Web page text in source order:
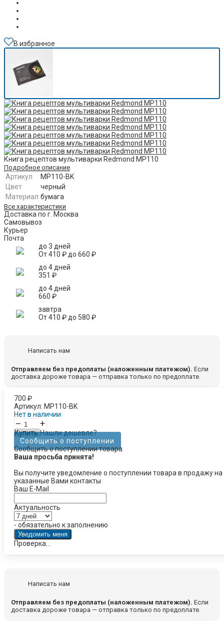
В избранное
Книга рецептов мультиварки Redmond MP110
Подробное описание
Артикул
MP110-BK
Цвет
черный
Материал бумага
Все характеристики
Доставка по г. Москва
Самовывоз
Курьер
Почта
до 3 дней
От410 ₽ до 660 ₽
до 4 дней
351 ₽
до 4 дней
660 ₽
завтра
От410 ₽ до 580 ₽
Написать нам
Отправляем без предоплаты (наложенным платежом). Если
доставка дороже товара — отправка только по предоплате.
700 ₽
Артикул: MP110-BK
Нет в наличии
– +
Купить Нашли дешевле?
Сообщить о поступлении
Сообщить о поступлении товара
Ваша просьба принята!
Вы получите уведомление о поступлении товара в продажу на
указанные Вами контакты
Ваш E-Mail
Актуальность
- обязательно к заполнению
Проверка...
Написать нам
Отправляем без предоплаты (наложенным платежом). Если
доставка дороже товара — отправка только по предоплате.